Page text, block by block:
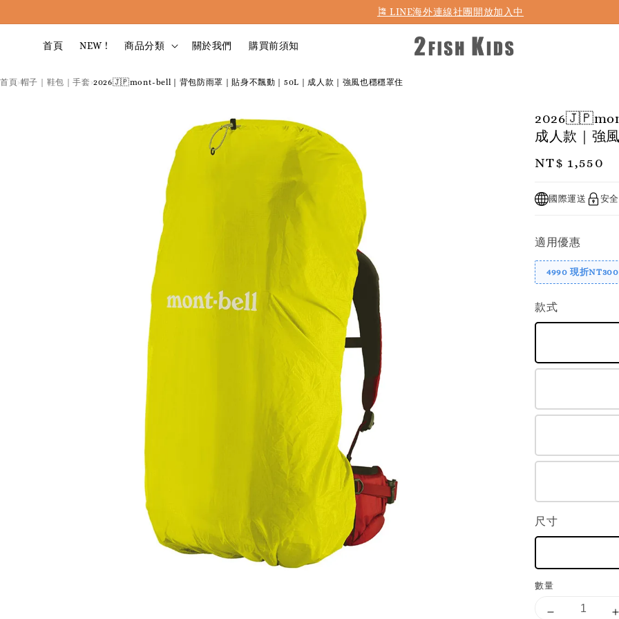
🎏 LINE海外連線社團開放加入中
首頁 NEW ! 商品分類 關於我們 購買前須知
首頁›帽子｜鞋包｜手套 ›2026🇯🇵mont-bell｜背包防雨罩｜貼身不飄動｜50L｜成人款｜強風也穩穩罩住
成人款｜強
Regular
NT$ 1,550
國際運送 安
適用優惠
4990 現折NT300
款式
尺寸
數量